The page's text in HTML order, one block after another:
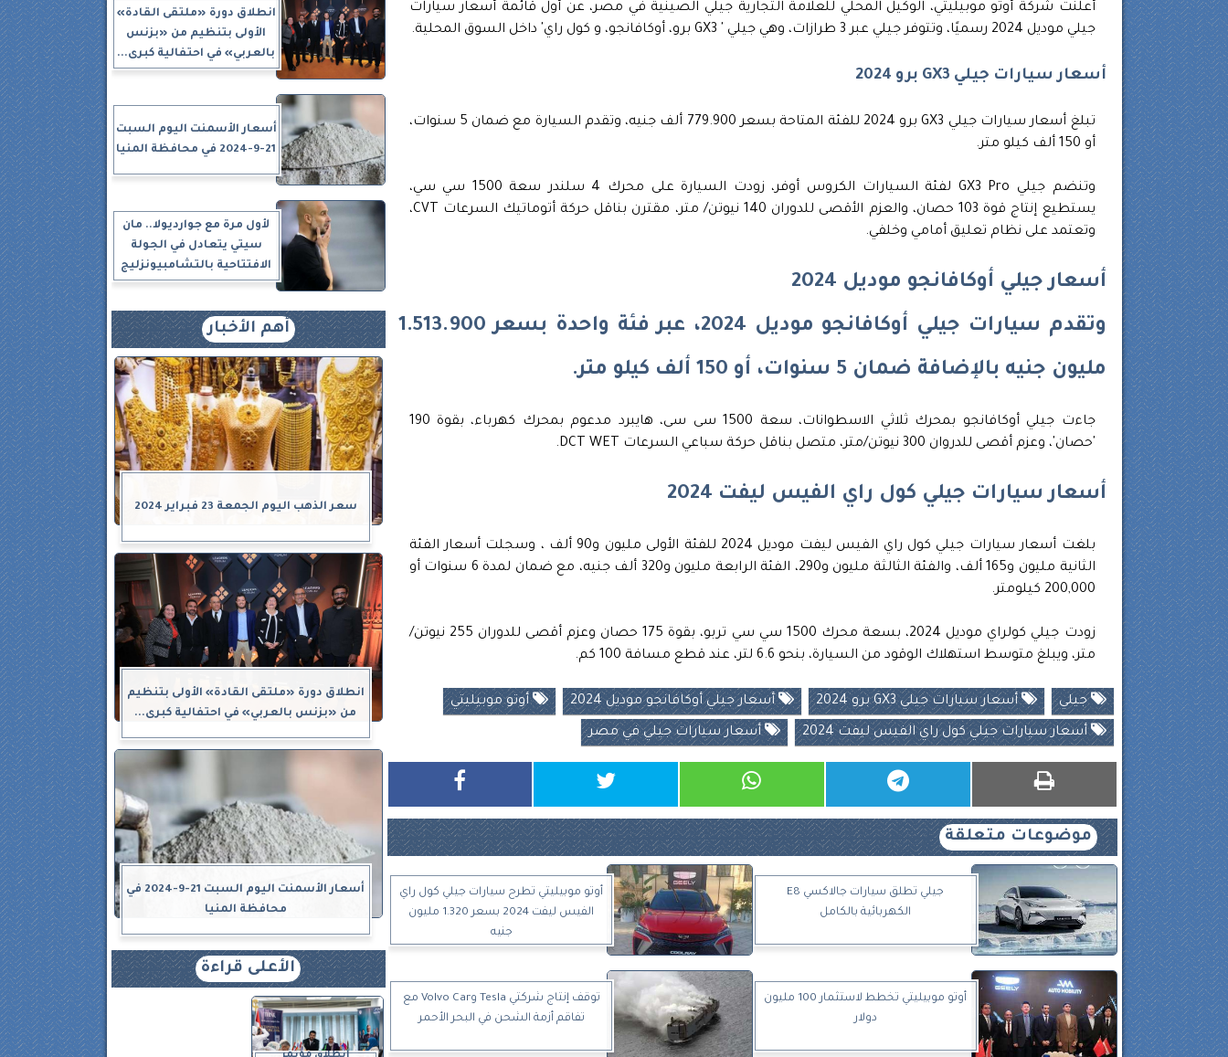
أعلنت شركة أوتو موبيليتي، الوكيل المحلي للعلامة التجارية جيلي الصينية في مصر، عن أول قائمة أسعار سيارات
جيلي موديل 2024 رسميًا، وتتوفر جيلي عبر 3 طرازات، وهي جيلي ' GX3 برو، أوكافانجو، و كول راي' داخل السوق المحلية.
أسعار سيارات جيلي GX3 برو 2024
تبلغ أسعار سيارات جيلي GX3 برو 2024 للفئة المتاحة بسعر 779.900 ألف جنيه، وتقدم السيارة مع ضمان 5 سنوات،
أو 150 ألف كيلو متر.
وتنضم جيلي GX3 Pro لفئة السيارات الكروس أوفر، زودت السيارة على محرك 4 سلندر سعة 1500 سي سي،
يستطيع إنتاج قوة 103 حصان، والعزم الأقصى للدوران 140 نيوتن/ متر، مقترن بناقل حركة أتوماتيك السرعات CVT،
وتعتمد على نظام تعليق أمامي وخلفي.
أسعار جيلي أوكافانجو موديل 2024
وتقدم سيارات جيلي أوكافانجو موديل 2024، عبر فئة واحدة بسعر 1.513.900
مليون جنيه بالإضافة ضمان 5 سنوات، أو 150 ألف كيلو متر.
جاءت جيلي أوكافانجو بمحرك ثلاثي الاسطوانات، سعة 1500 سى سى، هايبرد مدعوم بمحرك كهرباء، بقوة 190
'حصان'، وعزم أقصى للدروان 300 نيوتن/متر، متصل بناقل حركة سباعي السرعات DCT WET.
أسعار سيارات جيلي كول راي الفيس ليفت 2024
بلغت أسعار سيارات جيلي كول راي الفيس ليفت موديل 2024 للفئة الأولى مليون و90 ألف ، وسجلت أسعار الفئة
الثانية مليون و165 ألف، والفئة الثالثة مليون و290، الفئة الرابعة مليون و320 ألف جنيه، مع ضمان لمدة 6 سنوات أو
200,000 كيلومتر.
زودت جيلي كولراي موديل 2024، بسعة محرك 1500 سي سي تربو، بقوة 175 حصان وعزم أقصى للدوران 255 نيوتن/
متر، ويبلغ متوسط استهلاك الوقود من السيارة، بنحو 6.6 لتر، عند قطع مسافة 100 كم.
جيلي أسعار سيارات جيلي GX3 برو 2024 أسعار جيلي أوكافانجو موديل 2024 أوتو موبيليتي
أسعار سيارات جيلي كول راي الفيس ليفت 2024 أسعار سيارات جيلي في مصر
موضوعات متعلقة
جيلي تطلق سيارات جالاكسي E8
الكهربائية بالكامل
أوتو موبيليتي تطرح سيارات جيلي كول راي
الفيس ليفت 2024 بسعر 1.320 مليون
جنيه
أوتو موبيليتي تخطط لاستثمار 100 مليون
دولار
توقف إنتاج شركتي Tesla وVolvo Car مع
تفاقم أزمة الشحن في البحر الأحمر
انطلاق دورة «ملتقى القادة»
الأولى بتنظيم من «بزنس
بالعربي» في احتفالية كبرى...
أسعار الأسمنت اليوم السبت
21-9-2024 في محافظة المنيا
لأول مرة مع جوارديولا.. مان
سيتي يتعادل في الجولة
الافتتاحية بالتشامبيونزليج
أهم الأخبار
سعر الذهب اليوم الجمعة 23 فبراير 2024
انطلاق دورة «ملتقى القادة» الأولى بتنظيم
من «بزنس بالعربي» في احتفالية كبرى...
أسعار الأسمنت اليوم السبت 21-9-2024 في
محافظة المنيا
الأعلى قراءة
انطلاق مؤتمر